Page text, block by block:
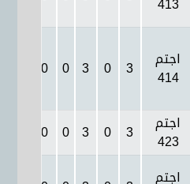
0 0 3 0 3 اجتم
414
0 0 3 0 3 اجتم
423
اجتم